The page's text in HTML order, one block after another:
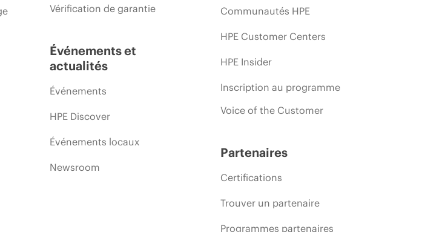
Vérification de garantie
Événements et
actualités
Événements
HPE Discover
Événements locaux
Newsroom
Communautés HPE
HPE Customer Centers
HPE Insider
Inscription au programme
Voice of the Customer
Partenaires
Certifications
Trouver un partenaire
Programmes partenaires